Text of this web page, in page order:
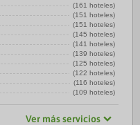
(161 hoteles)
(151 hoteles)
(151 hoteles)
(145 hoteles)
(141 hoteles)
(139 hoteles)
(125 hoteles)
(122 hoteles)
(116 hoteles)
(109 hoteles)
Ver más servicios